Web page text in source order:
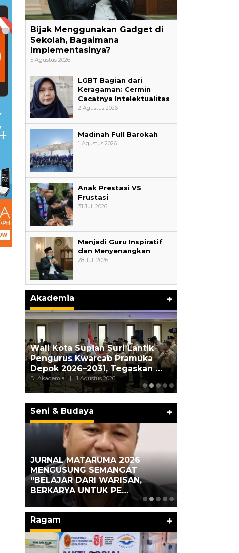
Bijak Menggunakan Gadget di
Sekolah, Bagaimana
Implementasinya?
5 Agustus 2026
LGBT Bagian dari
Keragaman: Cermin
Cacatnya Intelektualitas
2 Agustus 2026
Madinah Full Barokah
1 Agustus 2026
Anak Prestasi VS
Frustasi
31 Juli 2026
Menjadi Guru Inspiratif
dan Menyenangkan
28 Juli 2026
Akademia +
Wali Kota Supian Suri Lantik
Pengurus Kwarcab Pramuka
Depok 2026–2031, Tegaskan …
Di Akademia | 1 Agustus 2026
Seni & Budaya +
JURNAL MATARUMA 2026
MENGUSUNG SEMANGAT
“BELAJAR DARI WARISAN,
BERKARYA UNTUK PE…
Ragam +